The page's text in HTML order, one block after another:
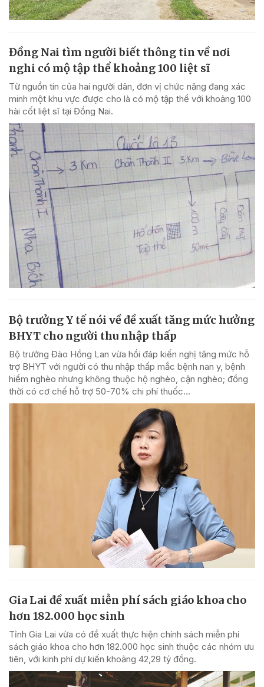
Đồng Nai tìm người biết thông tin về nơi
nghi có mộ tập thể khoảng 100 liệt sĩ
Từ nguồn tin của hai người dân, đơn vị chức năng đang xác
minh một khu vực được cho là có mộ tập thể với khoảng 100
hài cốt liệt sĩ tại Đồng Nai.
Bộ trưởng Y tế nói về đề xuất tăng mức hưởng
BHYT cho người thu nhập thấp
Bộ trưởng Đào Hồng Lan vừa hồi đáp kiến nghị tăng mức hỗ
trợ BHYT với người có thu nhập thấp mắc bệnh nan y, bệnh
hiểm nghèo nhưng không thuộc hộ nghèo, cận nghèo; đồng
thời có cơ chế hỗ trợ 50-70% chi phí thuốc...
Gia Lai đề xuất miễn phí sách giáo khoa cho
hơn 182.000 học sinh
Tỉnh Gia Lai vừa có đề xuất thực hiện chính sách miễn phí
sách giáo khoa cho hơn 182.000 học sinh thuộc các nhóm ưu
tiên, với kinh phí dự kiến khoảng 42,29 tỷ đồng.